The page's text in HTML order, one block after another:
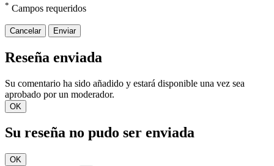
* Campos requeridos
Cancelar Enviar
Reseña enviada
Su comentario ha sido añadido y estará disponible una vez sea
aprobado por un moderador.
OK
Su reseña no pudo ser enviada
OK